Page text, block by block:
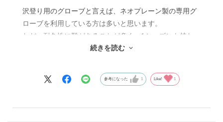
沢登り用のグローブと言えば、ネオプレーン製の専用グ
ローブを利用している方は多いと思います。
ただ、耐久性に難があることが多く、1シーズンも持た
ないという経験をした方も多いのではないでしょうか。
う問題があったりします。
作業用グローブもゴムが濡れると岩を掴む感覚がイマイ
そんなときに最適解として見つけたのが、このグローブ
続きを読む
参考になった 1 Like! 1